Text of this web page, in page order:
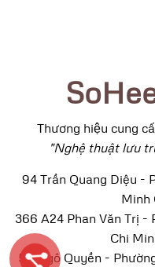
Thương hiệu cung
"Nghệ thuật lưu
94 Trần Quang Diệu -
Minh
366 A24 Phan Văn Trị -
Chi
52 Ngô Quyền -